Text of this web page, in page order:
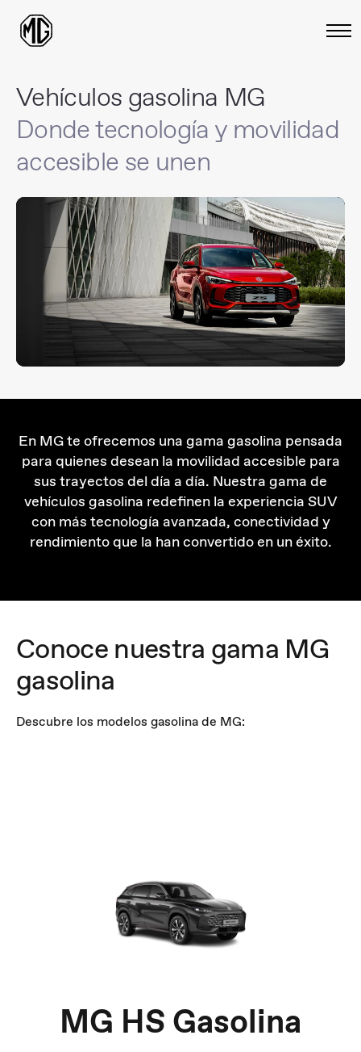
Vehículos gasolina MG
Donde tecnología y movilidad
accesible se unen
En MG te ofrecemos una gama gasolina pensada
para quienes desean la movilidad accesible para
sus trayectos del día a día. Nuestra gama de
vehículos gasolina redefinen la experiencia SUV
con más tecnología avanzada, conectividad y
rendimiento que la han convertido en un éxito.
Conoce nuestra gama MG
gasolina
Descubre los modelos gasolina de MG:
MG HS Gasolina